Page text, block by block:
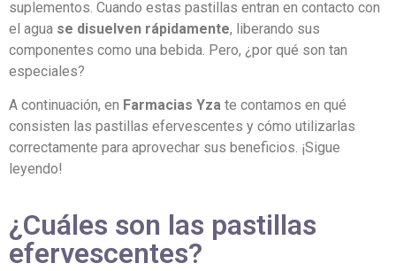
suplementos. Cuando estas pastillas entran en contacto con
el agua se disuelven rápidamente, liberando sus
componentes como una bebida. Pero, ¿por qué son tan
especiales?
A continuación, en Farmacias Yza te contamos en qué
consisten las pastillas efervescentes y cómo utilizarlas
correctamente para aprovechar sus beneficios. ¡Sigue
leyendo!
¿Cuáles son las pastillas
efervescentes?